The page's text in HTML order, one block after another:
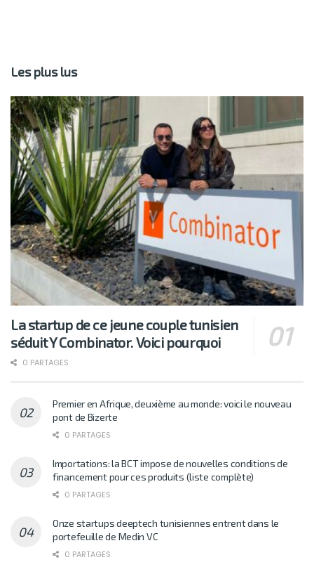
Les plus lus
La startup de ce jeune couple tunisien
séduit Y Combinator. Voici pourquoi
0 PARTAGES
Premier en Afrique, deuxième au monde: voici le nouveau
pont de Bizerte
0 PARTAGES
Importations: la BCT impose de nouvelles conditions de
financement pour ces produits (liste complète)
0 PARTAGES
Onze startups deeptech tunisiennes entrent dans le
portefeuille de Medin VC
0 PARTAGES